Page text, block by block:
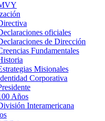
oficiales
de Dirección
Fundamentales
Misionales
Corporativa
Años
Interamericana